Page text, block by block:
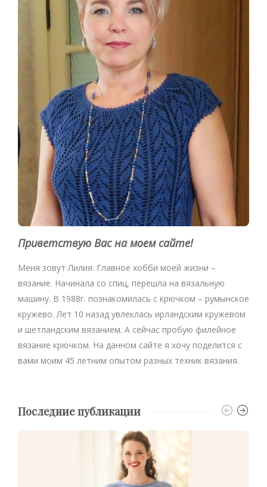
Приветствую Вас на моем сайте!
Меня зовут Лилия. Главное хобби моей жизни –
вязание. Начинала со спиц, перешла на вязальную
машину. В 1988г. познакомилась с крючком – румынское
кружево. Лет 10 назад увлеклась ирландским кружевом
и шетландским вязанием. А сейчас пробую филейное
вязание крючком. На данном сайте я хочу поделится с
вами моим 45 летним опытом разных техник вязания.
Последние публикации